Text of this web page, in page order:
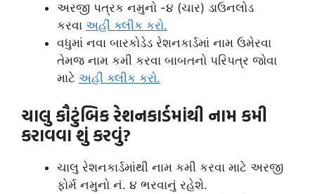
અરજી પત્રક નમુનો -૪ (ચાર) ડાઉનલોડ
કરવા અહીં ક્લીક કરો.
વધુમાં નવા બારકોડેડ રેશનકાર્ડમાં નામ ઉમેરવા
તેમજ નામ કમી કરવા બાબતનો પરિપત્ર જોવા
માટે અહીં ક્લીક કરો.
ચાલુ કૌટુંબિક રેશનકાર્ડમાંથી નામ કમી
કરાવવા શું કરવું?
ચાલુ રેશનકાર્ડમાંથી નામ કમી કરવા માટે અરજી
ફોર્મ નમુનો નં. ૪ ભરવાનું રહેશે.